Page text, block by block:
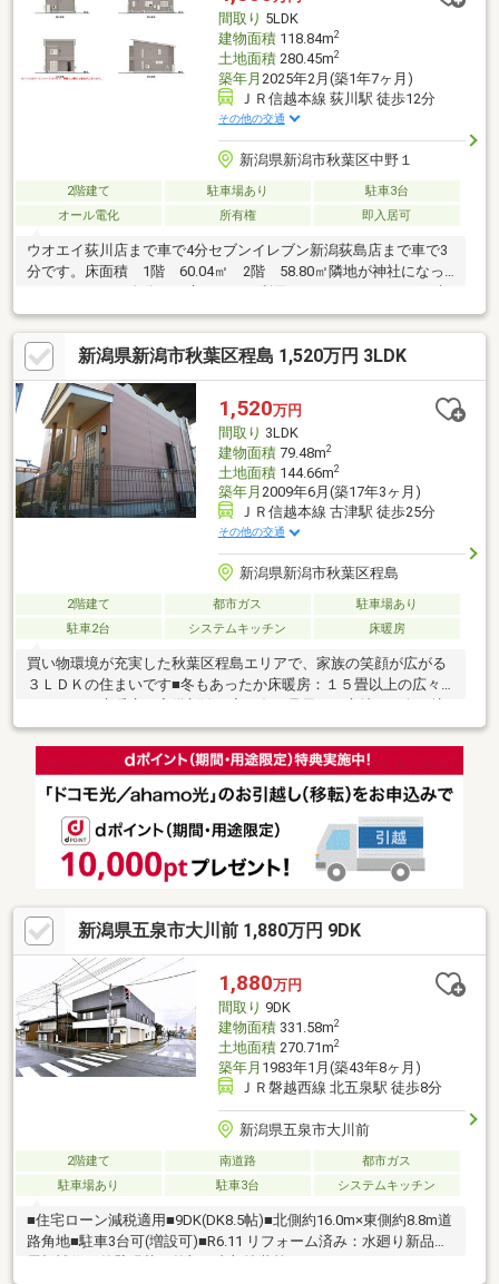
間取り 5LDK
建物面積118.84m2
土地面積280.45m2
築年月 2025年2月(築1年7ヶ月)
ＪＲ信越本線 荻川駅 徒歩12分
その他の交通
新潟県新潟市秋葉区中野１
2階建て 駐車場あり
駐車3台
オール電化
所有権 即入居可
ウオエイ荻川店まで車で4分セブンイレブン新潟荻島店まで車で3
分です。床面積 1階 60.04㎡ 2階 58.80㎡隣地が神社になっ
ておりますので自分のお庭のように利用ができます。おそらく建
築も無いと思いますので景観が崩れることはないかと思われま
す。新潟方面にも行きやすい立地となっておりますのでご検討宜
しくお願い致します。土地の表記(280.45㎡)ですが、前面道路部
分も所有しているので有効宅地面積は表記よりも小さくなりま
す。面積は確認中です。ご案内等ご希望の場合は、お気軽にお問
合せください。担当直通 TEL080-1171-9942 担当 伊藤大記
新潟県新潟市秋葉区程島 1,520万円 3LDK
1,520万円
間取り 3LDK
建物面積79.48m2
土地面積144.66m2
築年月 2009年6月(築17年3ヶ月)
ＪＲ信越本線 古津駅 徒歩25分
その他の交通
新潟県新潟市秋葉区程島
2階建て 都市ガス
駐車場あり
駐車2台
システムキッチン 床暖房
買い物環境が充実した秋葉区程島エリアで、家族の笑顔が広がる
３ＬＤＫの住まいです■冬もあったか床暖房：１５畳以上の広々
み、家族のだんらん時間をあたたかく彩ります■収納充実でスッ
キリ：各居室収納に加え、屋根裏収納や階段下収納を確保季節の
衣類や思い出の品もたっぷり収まります■家事もリラックスも快
適：食洗機や３口コンロ付きキッチンで夕食づくりもスムーズ１
店まで徒歩６分（４０４ｍ）、程島ショッピングセンターまで車
で約２分現地見学のお問い合わせはお気軽にどうぞ
新潟県五泉市大川前 1,880万円 9DK
1,880万円
間取り 9DK
建物面積331.58m2
土地面積270.71m2
築年月 1983年1月(築43年8ヶ月)
ＪＲ磐越西線 北五泉駅 徒歩8分
新潟県五泉市大川前
2階建て 南道路
都市ガス
駐車場あり
駐車3台 システムキッチン
■住宅ローン減税適用■9DK(DK8.5帖)■北側約16.0m×東側約8.8m道
路角地■駐車3台可(増設可)■R6.11 リフォーム済み：水廻り新品、
屋根補修、外壁張替、外部・内部塗装等